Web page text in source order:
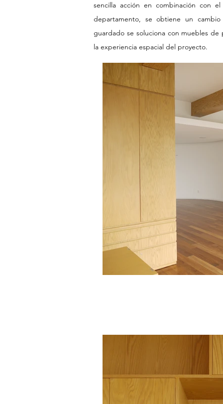
sencilla acción en combinación con
departamento, se obtiene un
guardado se soluciona con muebles
la experiencia espacial del proyecto.